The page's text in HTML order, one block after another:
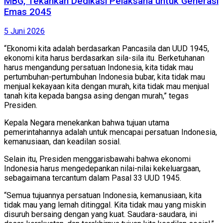
Emas 2045
5 Juni 2026
“Ekonomi kita adalah berdasarkan Pancasila dan UUD 1945,
ekonomi kita harus berdasarkan sila-sila itu. Berketuhanan
harus mengandung persatuan Indonesia, kita tidak mau
pertumbuhan-pertumbuhan Indonesia bubar, kita tidak mau
menjual kekayaan kita dengan murah, kita tidak mau menjual
tanah kita kepada bangsa asing dengan murah,” tegas
Presiden.
Kepala Negara menekankan bahwa tujuan utama
pemerintahannya adalah untuk mencapai persatuan Indonesia,
kemanusiaan, dan keadilan sosial.
Selain itu, Presiden menggarisbawahi bahwa ekonomi
Indonesia harus mengedepankan nilai-nilai kekeluargaan,
sebagaimana tercantum dalam Pasal 33 UUD 1945.
“Semua tujuannya persatuan Indonesia, kemanusiaan, kita
tidak mau yang lemah ditinggal. Kita tidak mau yang miskin
disuruh bersaing dengan yang kuat. Saudara-saudara, ini